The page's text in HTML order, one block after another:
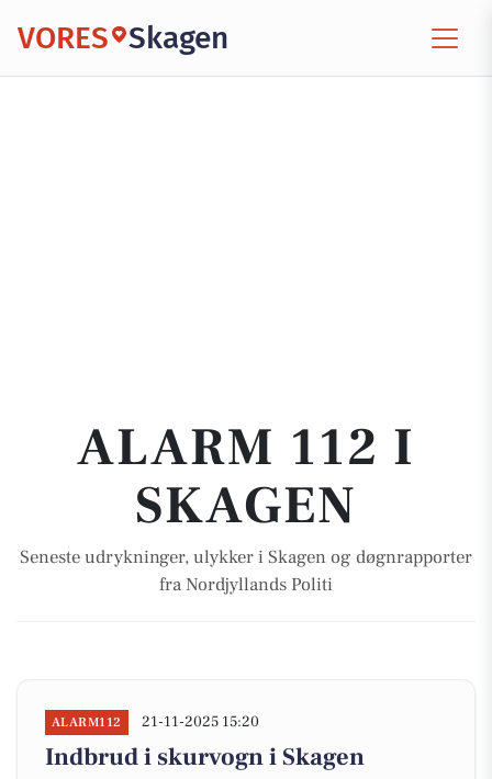
VORES Skagen
ALARM 112 I
SKAGEN
Seneste udrykninger, ulykker i Skagen og døgnrapporter
fra Nordjyllands Politi
ALARM112 21-11-2025 15:20
Indbrud i skurvogn i Skagen